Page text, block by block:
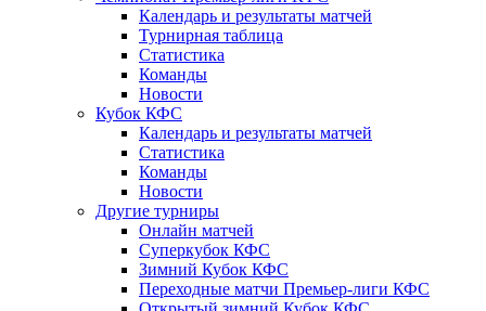
Календарь и результаты матчей
Турнирная таблица
Статистика
Команды
Новости
Кубок КФС
Календарь и результаты матчей
Статистика
Команды
Новости
Другие турниры
Онлайн матчей
Суперкубок КФС
Зимний Кубок КФС
Переходные матчи Премьер-лиги КФС